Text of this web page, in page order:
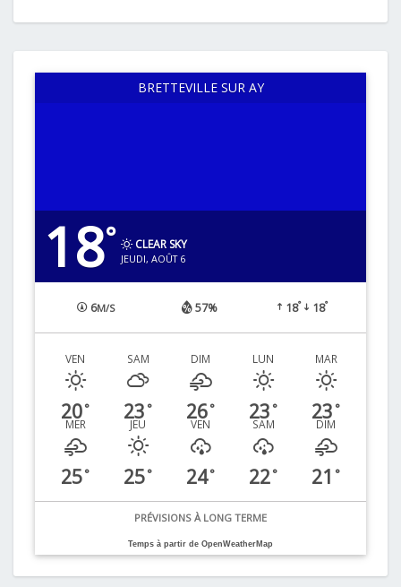
BRETTEVILLE SUR AY
18° CLEAR SKY
JEUDI, AOÛT 6
6M/S 57% 18° 18°
VEN
20°
SAM
23 °
DIM
26°
LUN
23 °
MAR
23 °
MER
25°
JEU
25°
VEN
24°
SAM
22°
DIM
21 °
PRÉVISIONS À LONG TERME
Temps à partir de OpenWeatherMap